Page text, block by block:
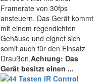
Framerate von 30fps
ansteuern. Das Gerät kommt
mit einem regendichten
Gehäuse und eignet sich
somit auch für den Einsatz
Draußen.Achtung: Das
Gerät besitzt einen ...